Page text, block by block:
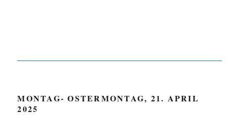
MONTAG- OSTERMONTAG, 21. APRIL
2025